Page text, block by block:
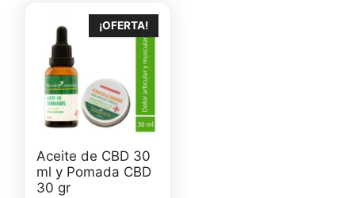
¡OFERTA!
Aceite de CBD 30
ml y Pomada CBD
30 gr